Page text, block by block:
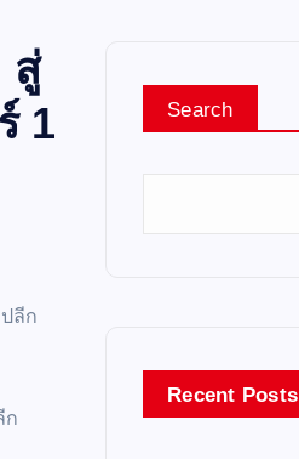
สู่
1
ก
Search
Recent Posts